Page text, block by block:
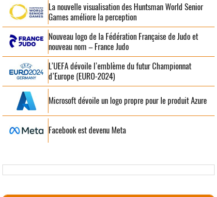
La nouvelle visualisation des Huntsman World Senior
Games améliore la perception
Nouveau logo de la Fédération Française de Judo et
nouveau nom – France Judo
L’UEFA dévoile l’emblème du futur Championnat
d’Europe (EURO-2024)
Microsoft dévoile un logo propre pour le produit Azure
Facebook est devenu Meta